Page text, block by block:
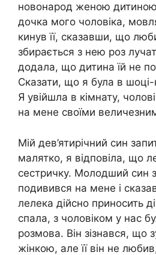
новонарод женою
дочка мого чоловіка,
кинув її, сказавши, що
збирається з нею роз
додала, що дитина їй не
Сказати, що я була в шоці-
Я увійшла в кімнату,
на мене своїми
Мій дев’ятирічний син
малятко, я відповіла, що
сестричку. Молодший син
подивився на мене і
лелека дійсно приносить
спала, з чоловіком у нас
розмова. Він зізнався, що
жінкою, але її він не